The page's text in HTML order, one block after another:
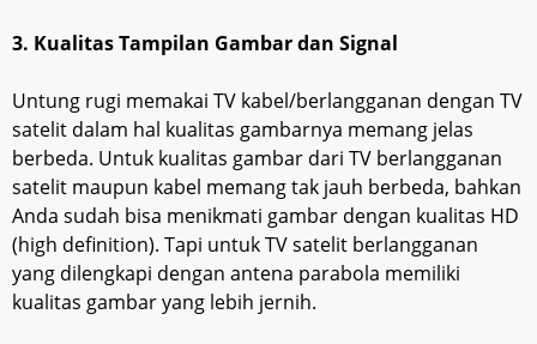
3. Kualitas Tampilan Gambar dan Signal
Untung rugi memakai TV kabel/berlangganan dengan TV
satelit dalam hal kualitas gambarnya memang jelas
berbeda. Untuk kualitas gambar dari TV berlangganan
satelit maupun kabel memang tak jauh berbeda, bahkan
Anda sudah bisa menikmati gambar dengan kualitas HD
(high definition). Tapi untuk TV satelit berlangganan
yang dilengkapi dengan antena parabola memiliki
kualitas gambar yang lebih jernih.